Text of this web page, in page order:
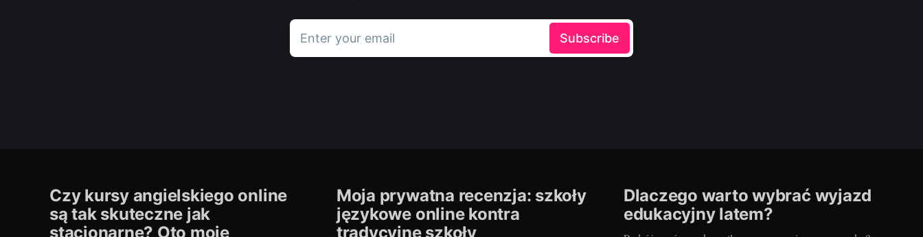
Enter your email Subscribe
Czy kursy angielskiego online
są tak skuteczne jak
stacjonarne? Oto moje
Moja prywatna recenzja: szkoły
językowe online kontra
tradycyjne szkoły
Dlaczego warto wybrać wyjazd
edukacyjny latem?